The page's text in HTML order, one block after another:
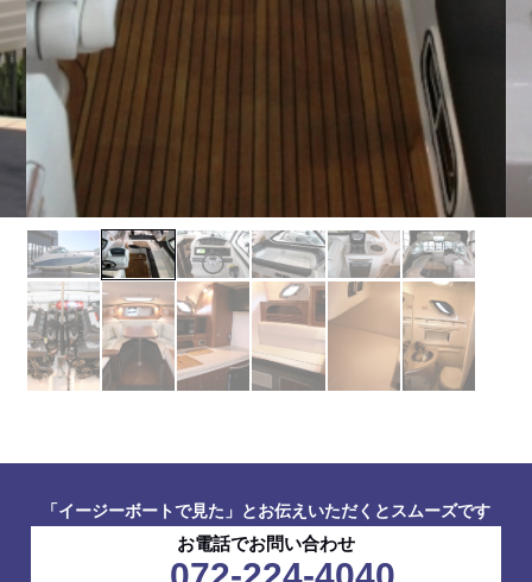
「イージーボートで見た」とお伝えいただくとスムーズです
お電話でお問い合わせ